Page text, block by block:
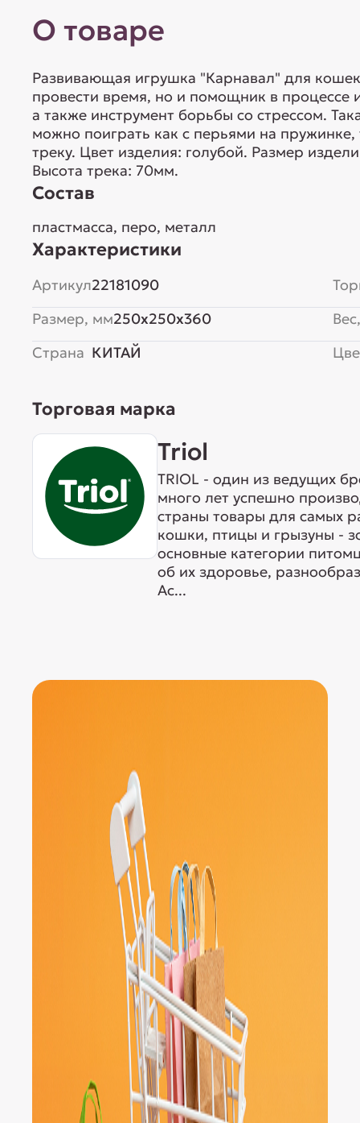
О товаре
Развивающая игрушка "Карнавал" для
провести время, но и помощник в процессе
а также инструмент борьбы со стрессом.
можно поиграть как с перьями на
треку. Цвет изделия: голубой. Размер
Высота трека: 70мм.
Состав
пластмасса, перо, металл
Характеристики
Артикул22181090
Размер, мм250x250x360
Страна КИТАЙ
Торговая марка
Triol
TRIOL - один из ведущих
много лет успешно
страны товары для самых
кошки, птицы и грызуны -
основные категории
об их здоровье,
Ас...